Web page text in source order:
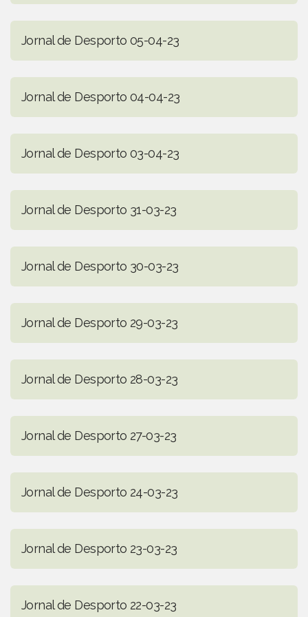
Jornal de Desporto 05-04-23
Jornal de Desporto 04-04-23
Jornal de Desporto 03-04-23
Jornal de Desporto 31-03-23
Jornal de Desporto 30-03-23
Jornal de Desporto 29-03-23
Jornal de Desporto 28-03-23
Jornal de Desporto 27-03-23
Jornal de Desporto 24-03-23
Jornal de Desporto 23-03-23
Jornal de Desporto 22-03-23